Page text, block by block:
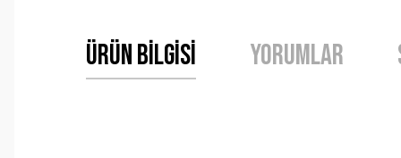
Ürün Bilgisi Yorumlar